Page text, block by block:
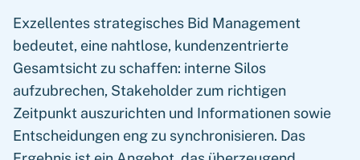
Exzellentes strategisches Bid Management
bedeutet, eine nahtlose, kundenzentrierte
Gesamtsicht zu schaffen: interne Silos
aufzubrechen, Stakeholder zum richtigen
Zeitpunkt auszurichten und Informationen sowie
Entscheidungen eng zu synchronisieren. Das